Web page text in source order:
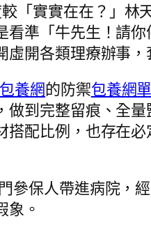
「實實在在？」林
準「牛先生！請
虛開各類理療辦事，
包養網的防禦包養網
做到完整留痕、全量
配比例，也存在
參保人帶進病院，
象。